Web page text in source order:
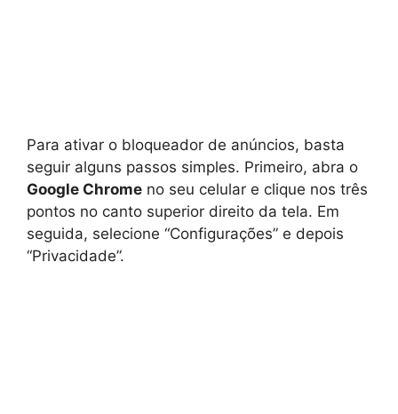
Para ativar o bloqueador de anúncios, basta
seguir alguns passos simples. Primeiro, abra o
Google Chrome no seu celular e clique nos três
pontos no canto superior direito da tela. Em
seguida, selecione “Configurações” e depois
“Privacidade”.